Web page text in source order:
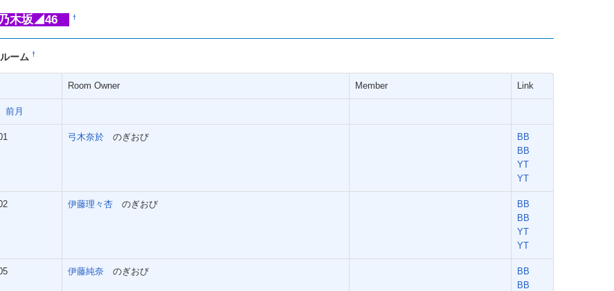
木坂◢46 †
ーム †
Room Owner Member Link
前月
弓木奈於 のぎおび
BB
BB
YT
YT
伊藤理々杏 のぎおび
BB
BB
YT
YT
伊藤純奈 のぎおび
BB
BB